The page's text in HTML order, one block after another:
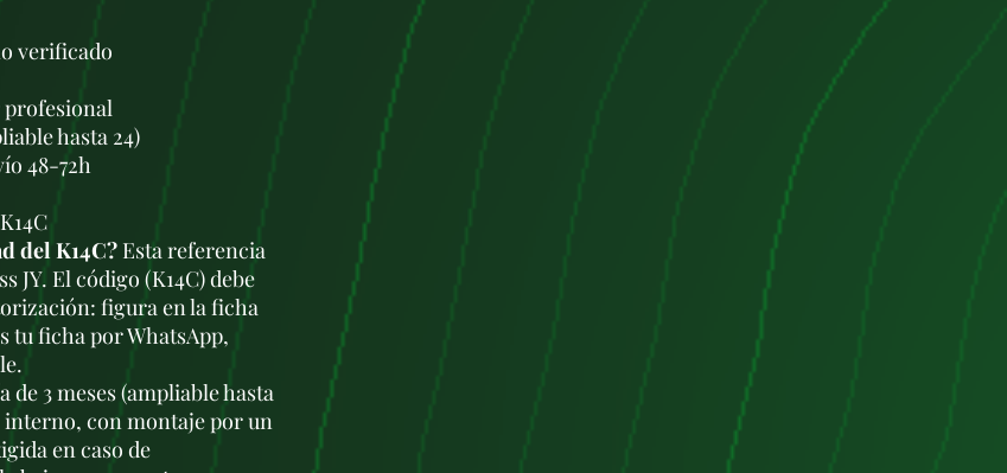
verificado
hasta 24)
48-72h
del K14C? Esta referencia
JY. El código (K14C) debe
figura en la ficha
tu ficha por WhatsApp,
de 3 meses (ampliable hasta
interno, con montaje por un
en caso de